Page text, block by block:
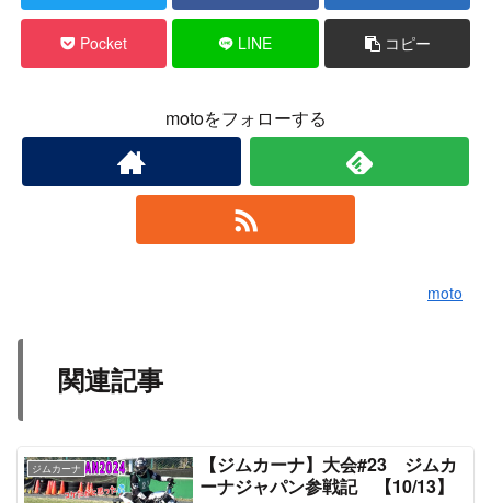
Pocket LINE コピー
motoをフォローする
moto
関連記事
ジムカーナ
【ジムカーナ】大会#23 ジムカ
ーナジャパン参戦記 【10/13】